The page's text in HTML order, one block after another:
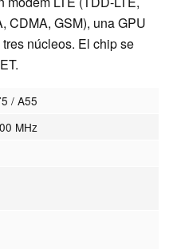
CDMA, GSM), una GPU
núcleos. El chip se
/ A55
MHz